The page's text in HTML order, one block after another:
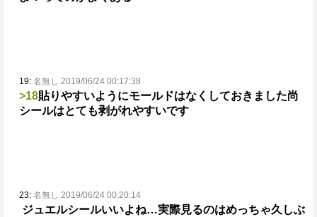
19: 名無し 2019/06/24 00:17:38
>18貼りやすいようにモールドはなくしておきました尚
シールはとても剥がれやすいです
23: 名無し 2019/06/24 00:20:14
ジュエルシールいいよね…実際見るのはめっちゃ久しぶ